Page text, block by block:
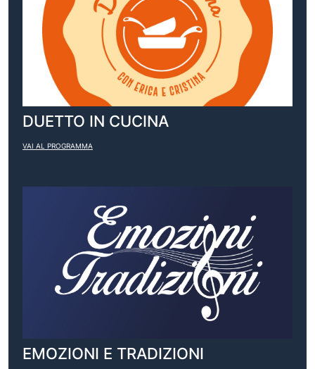
DUETTO IN CUCINA
VAI AL PROGRAMMA
EMOZIONI E TRADIZIONI